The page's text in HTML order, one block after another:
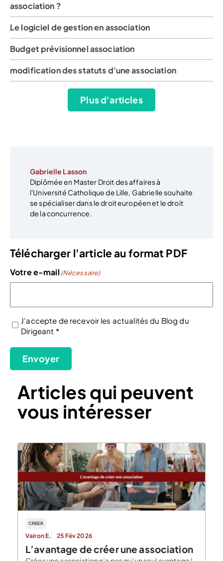
association ?
Le logiciel de gestion en association
Budget prévisionnel association
modification des statuts d'une association
Plus d'articles
Gabrielle Lasson
Diplômée en Master Droit des affaires à
l'Université Catholique de Lille, Gabrielle souhaite
se spécialiser dans le droit européen et le droit
de la concurrence.
Télécharger l'article au format PDF
Votre e-mail (Nécessaire)
(Nécessaire)
J'accepte de recevoir les actualités du Blog du
Dirigeant *
Envoyer
Articles qui peuvent
vous intéresser
CREER
Vairon E. 25 Fév 2026
L’avantage de créer une association